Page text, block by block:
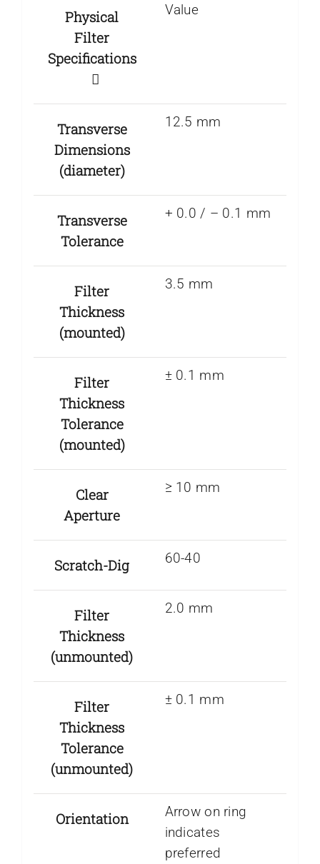
Physical
Filter
Specifications
Value
Transverse
Dimensions
(diameter)
12.5 mm
Transverse
Tolerance
+ 0.0 / – 0.1 mm
Filter
Thickness
(mounted)
3.5 mm
Filter
Thickness
Tolerance
(mounted)
± 0.1 mm
Clear
Aperture
≥ 10 mm
Scratch-Dig 60-40
Filter
Thickness
(unmounted)
2.0 mm
Filter
Thickness
Tolerance
(unmounted)
± 0.1 mm
Orientation
Arrow on ring
indicates
preferred